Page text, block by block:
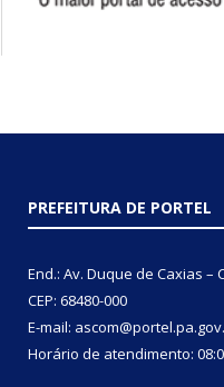
PREFEITURA DE PORTEL
End.: Av. Duque de Caxias –
CEP: 68480-000
E-mail:
Horário de atendimento: